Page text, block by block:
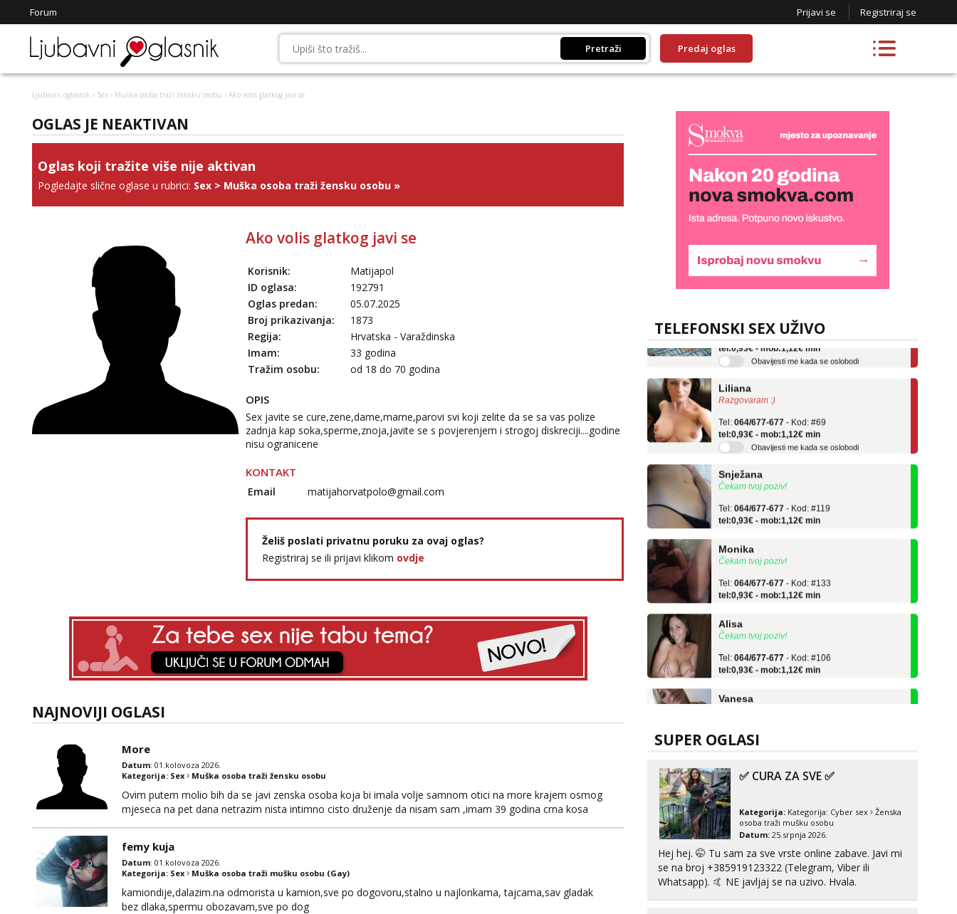
Forum Prijavi se Registriraj se
Pretraži Predaj oglas
Ljubavni oglasnik › Sex › Muška osoba traži žensku osobu › Ako volis glatkog javi se
OGLAS JE NEAKTIVAN
Oglas koji tražite više nije aktivan
Pogledajte slične oglase u rubrici: Sex > Muška osoba traži žensku osobu »
Ako volis glatkog javi se
Korisnik:
Matijapol
ID oglasa:
192791
Oglas predan:
05.07.2025
Broj prikazivanja:
1873
Regija:
Hrvatska - Varaždinska
Imam:
33 godina
Tražim osobu:
od 18 do 70 godina
OPIS
Sex javite se cure,zene,dame,mame,parovi svi koji zelite da se sa vas polize
zadnja kap soka,sperme,znoja,javite se s povjerenjem i strogoj diskreciji....godine
nisu ogranicene
KONTAKT
Email matijahorvatpolo@gmail.com
Želiš poslati privatnu poruku za ovaj oglas?
Registriraj se ili prijavi klikom ovdje
NAJNOVIJI OGLASI
More
Datum: 01.kolovoza 2026.
Kategorija: Sex Muška osoba traži žensku osobu
Ovim putem molio bih da se javi zenska osoba koja bi imala volje samnom otici na more krajem osmog
mjeseca na pet dana netrazim nista intimno cisto druženje da nisam sam ,imam 39 godina crna kosa
femy kuja
Datum: 01.kolovoza 2026.
Kategorija: Sex Muška osoba traži mušku osobu (Gay)
kamiondije,dalazim.na odmorista u kamion,sve po dogovoru,stalno u najlonkama, tajcama,sav gladak
bez dlaka,spermu obozavam,sve po dog
TELEFONSKI SEX UŽIVO
Lucija
Tel:064/677-677 - Kod: #136
tel:0,93€ - mob:1,12€ min
Obavijesti me kada se oslobodi
Razgovaram :)
tel:0,93€ - mob:1,12€ min
Obavijesti me kada se oslobodi
Čekam tvoj poziv!
tel:0,93€ - mob:1,12€ min
Čekam tvoj poziv!
tel:0,93€ - mob:1,12€ min
Čekam tvoj poziv!
tel:0,93€ - mob:1,12€ min
Čekam tvoj poziv!
Čekam tvoj poziv!
Tel:
tel:0,93€ - mob:1,12€ min
Zara
Tel:064/677-677 - Kod: #123
tel:0,93€ - mob:1,12€ min
SUPER OGLASI
✅ CURA ZA SVE ✅
Kategorija: Kategorija: Cyber sex
Ženska
osoba traži mušku osobu
Datum: 25.srpnja 2026.
Hej hej. 🤭 Tu sam za sve vrste online zabave. Javi mi
se na broj +385919123322 (Telegram, Viber ili
Whatsapp). 🤙 NE javljaj se na uzivo. Hvala.